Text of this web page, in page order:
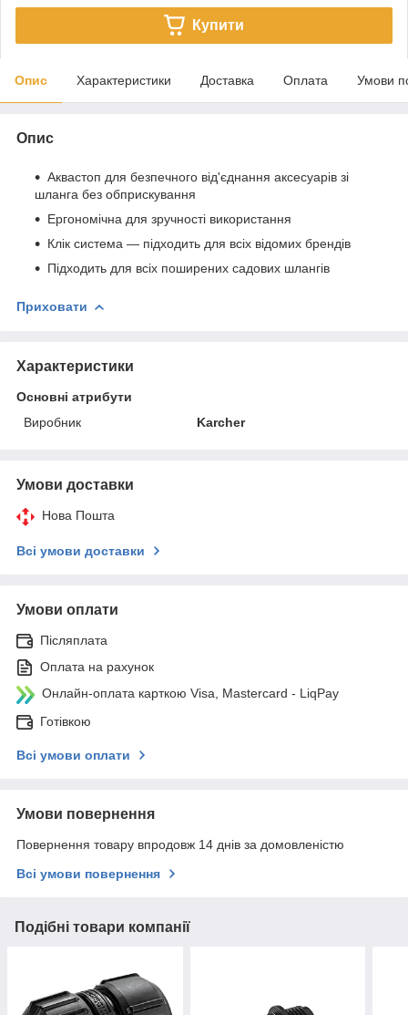
Купити
Опис Характеристики Доставка Оплата Умови
Опис
Аквастоп для безпечного від'єднання аксесуарів зі
шланга без обприскування
Ергономічна для зручності використання
Клік система — підходить для всіх відомих брендів
Підходить для всіх поширених садових шлангів
Приховати
Характеристики
Основні атрибути
Виробник
Karcher
Умови доставки
Нова Пошта
Всі умови доставки
Умови оплати
Післяплата
Оплата на рахунок
Онлайн-оплата карткою Visa, Mastercard - LiqPay
Готівкою
Всі умови оплати
Умови повернення
Повернення товару впродовж 14 днів за домовленістю
Всі умови повернення
Подібні товари компанії